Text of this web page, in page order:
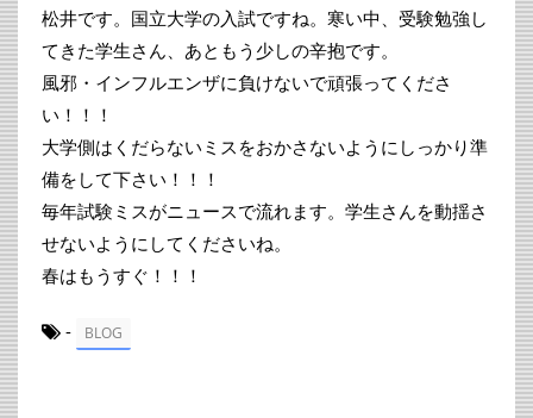
松井です。国立大学の入試ですね。寒い中、受験勉強し
てきた学生さん、あともう少しの辛抱です。
風邪・インフルエンザに負けないで頑張ってくださ
い！！！
大学側はくだらないミスをおかさないようにしっかり準
備をして下さい！！！
毎年試験ミスがニュースで流れます。学生さんを動揺さ
せないようにしてくださいね。
春はもうすぐ！！！
- BLOG